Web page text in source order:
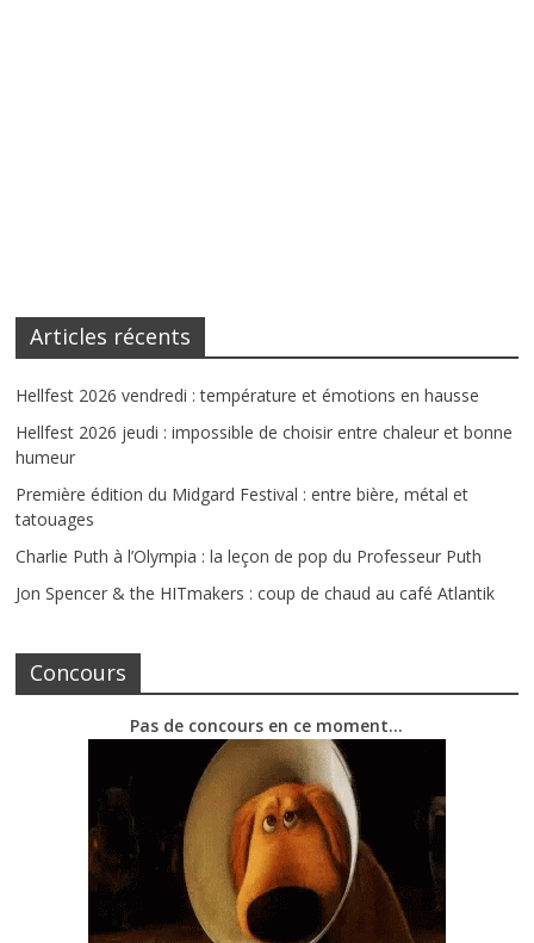
Articles récents
Hellfest 2026 vendredi : température et émotions en hausse
Hellfest 2026 jeudi : impossible de choisir entre chaleur et bonne
humeur
Première édition du Midgard Festival : entre bière, métal et
tatouages
Charlie Puth à l’Olympia : la leçon de pop du Professeur Puth
Jon Spencer & the HITmakers : coup de chaud au café Atlantik
Concours
Pas de concours en ce moment…